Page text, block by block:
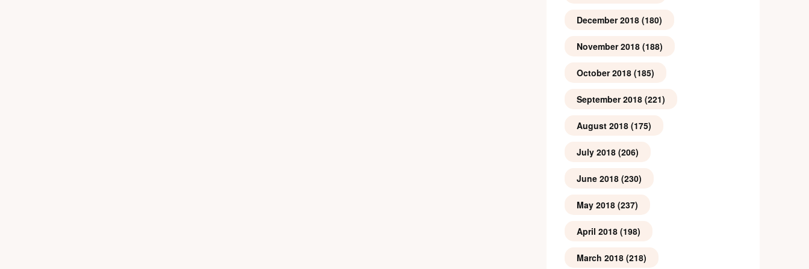
December 2018(180)
November 2018(188)
October 2018(185)
September 2018(221)
August 2018(175)
July 2018(206)
June 2018(230)
May 2018(237)
April 2018(198)
March 2018(218)